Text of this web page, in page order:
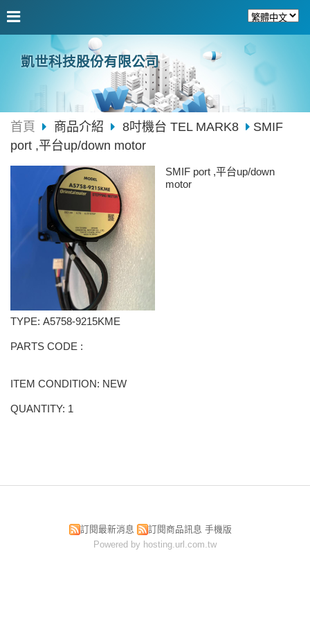
凱世科技股份有限公司
首頁 商品介紹 8吋機台 TEL MARK8
SMIF
port ,平台up/down motor
SMIF port ,平台up/down
motor
TYPE: A5758-9215KME
PARTS CODE :
ITEM CONDITION: NEW
QUANTITY: 1
訂閱最新消息 訂閱商品訊息 手機版
Powered by hosting.url.com.tw